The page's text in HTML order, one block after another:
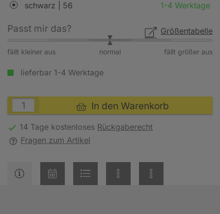
schwarz | 56
1-4 Werktage
Größentabelle
Passt mir das?
fällt kleiner aus fällt größer aus
normal
lieferbar 1-4 Werktage
In den Warenkorb
14 Tage kostenloses Rückgaberecht
Fragen zum Artikel